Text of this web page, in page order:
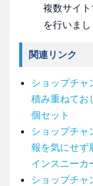
複数サイ
を行いまし
関連リンク
ショップチ
積み重ねてお
個セット
ショップチ
報を気にせず
インスニーカ
ショップチ